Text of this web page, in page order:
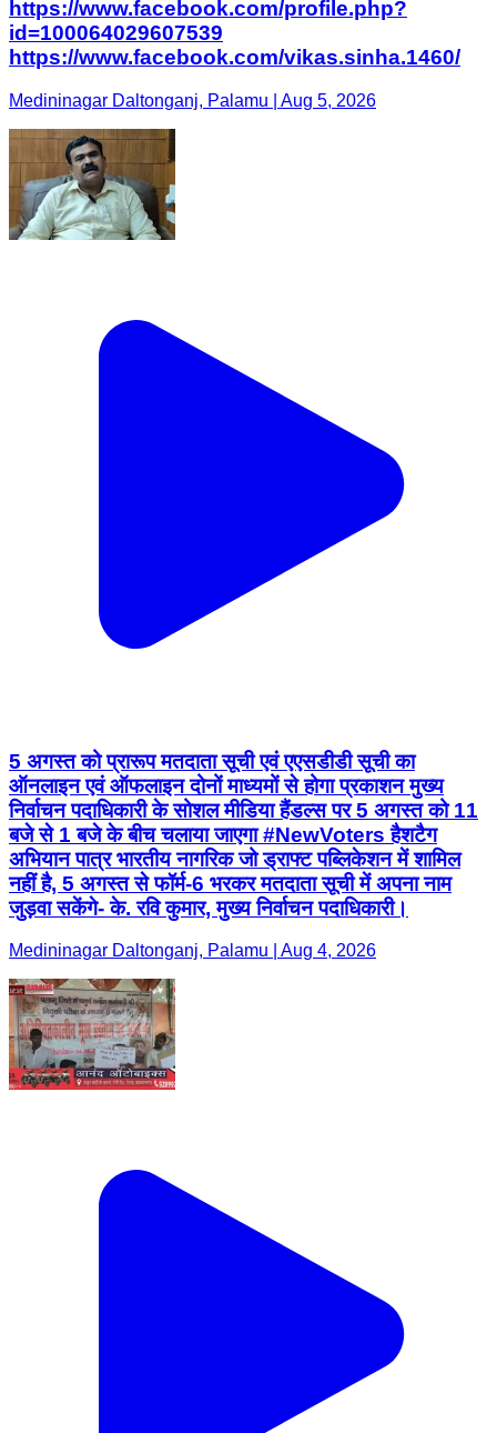
https://www.facebook.com/profile.php?
id=100064029607539
https://www.facebook.com/vikas.sinha.1460/
Medininagar Daltonganj, Palamu | Aug 5, 2026
5 अगस्त को प्रारूप मतदाता सूची एवं एएसडीडी सूची का
ऑनलाइन एवं ऑफलाइन दोनों माध्यमों से होगा प्रकाशन मुख्य
निर्वाचन पदाधिकारी के सोशल मीडिया हैंडल्स पर 5 अगस्त को 11
बजे से 1 बजे के बीच चलाया जाएगा #NewVoters हैशटैग
अभियान पात्र भारतीय नागरिक जो ड्राफ्ट पब्लिकेशन में शामिल
नहीं है, 5 अगस्त से फॉर्म-6 भरकर मतदाता सूची में अपना नाम
जुड़वा सकेंगे- के. रवि कुमार, मुख्य निर्वाचन पदाधिकारी।
Medininagar Daltonganj, Palamu | Aug 4, 2026